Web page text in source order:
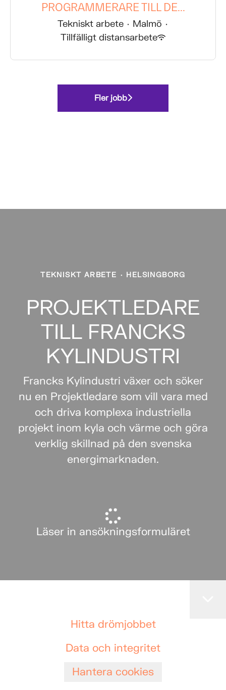
PROGRAMMERARE TILL DE...
Tekniskt arbete · Malmö ·
Tillfälligt distansarbete
Fler jobb
TEKNISKT ARBETE · HELSINGBORG
PROJEKTLEDARE
TILL FRANCKS
KYLINDUSTRI
Francks Kylindustri växer och söker
nu en Projektledare som vill vara med
och driva komplexa industriella
projekt inom kyla och värme och göra
verklig skillnad på den svenska
energimarknaden.
Läser in ansökningsformuläret
Hitta drömjobbet
Data och integritet
Hantera cookies